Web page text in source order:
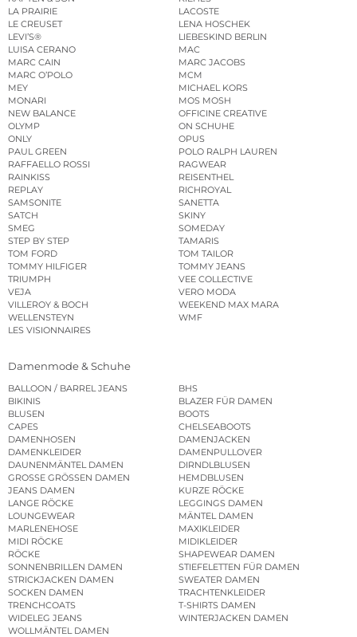
LA PRAIRIE
LACOSTE
LE CREUSET
LENA HOSCHEK
LEVI’S®
LIEBESKIND BERLIN
LUISA CERANO
MAC
MARC CAIN
MARC JACOBS
MARC O’POLO
MCM
MEY
MICHAEL KORS
MONARI
MOS MOSH
NEW BALANCE
OFFICINE CREATIVE
OLYMP
ON SCHUHE
ONLY
OPUS
PAUL GREEN
POLO RALPH LAUREN
RAFFAELLO ROSSI
RAGWEAR
RAINKISS
REISENTHEL
REPLAY
RICHROYAL
SAMSONITE
SANETTA
SATCH
SKINY
SMEG
SOMEDAY
STEP BY STEP
TAMARIS
TOM FORD
TOM TAILOR
TOMMY HILFIGER
TOMMY JEANS
TRIUMPH
VEE COLLECTIVE
VEJA
VERO MODA
VILLEROY & BOCH
WEEKEND MAX MARA
WELLENSTEYN
WMF
LES VISIONNAIRES
Damenmode & Schuhe
BALLOON / BARREL JEANS
BHS
BIKINIS
BLAZER FÜR DAMEN
BLUSEN
BOOTS
CAPES
CHELSEABOOTS
DAMENHOSEN
DAMENJACKEN
DAMENKLEIDER
DAMENPULLOVER
DAUNENMÄNTEL DAMEN
DIRNDLBLUSEN
GROSSE GRÖSSEN DAMEN
HEMDBLUSEN
JEANS DAMEN
KURZE RÖCKE
LANGE RÖCKE
LEGGINGS DAMEN
LOUNGEWEAR
MÄNTEL DAMEN
MARLENEHOSE
MAXIKLEIDER
MIDI RÖCKE
MIDIKLEIDER
RÖCKE
SHAPEWEAR DAMEN
SONNENBRILLEN DAMEN
STIEFELETTEN FÜR DAMEN
STRICKJACKEN DAMEN
SWEATER DAMEN
SOCKEN DAMEN
TRACHTENKLEIDER
TRENCHCOATS
T-SHIRTS DAMEN
WIDELEG JEANS
WINTERJACKEN DAMEN
WOLLMÄNTEL DAMEN